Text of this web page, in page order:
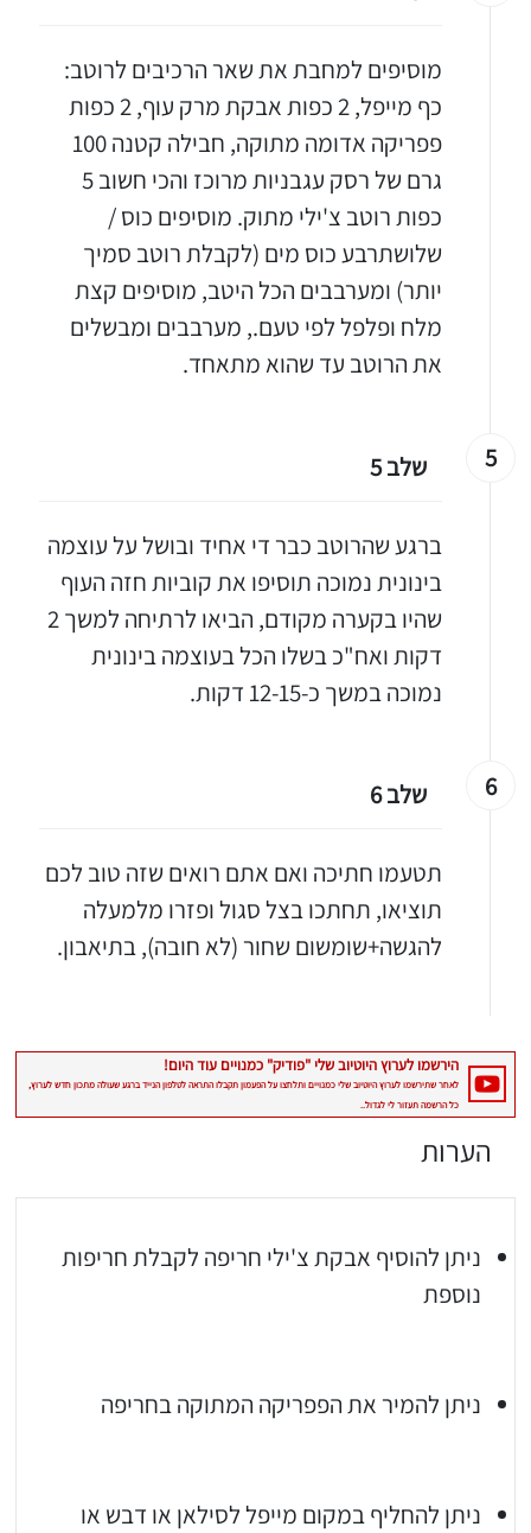
אותי באינסטגרם
הכנתם מתכון שלי? חפשו "Shahar_Hen_Hayokra" באינסטגרם עקבו אחריי עוד היום ותעלו את המתכון שהכנתם לסטורי ואני
מוסיפים למחבת את שאר הרכיבים לרוטב:
כף מייפל, 2 כפות אבקת מרק עוף, 2 כפות
פפריקה אדומה מתוקה, חבילה קטנה 100
גרם של רסק עגבניות מרוכז והכי חשוב 5
כפות רוטב צ'ילי מתוק. מוסיפים כוס /
שלושתרבע כוס מים (לקבלת רוטב סמיך
יותר) ומערבבים הכל היטב, מוסיפים קצת
מלח ופלפל לפי טעם., מערבבים ומבשלים
את הרוטב עד שהוא מתאחד.
5 שלב 5
ברגע שהרוטב כבר די אחיד ובושל על עוצמה
בינונית נמוכה תוסיפו את קוביות חזה העוף
שהיו בקערה מקודם, הביאו לרתיחה למשך 2
דקות ואח"כ בשלו הכל בעוצמה בינונית
נמוכה במשך כ-12-15 דקות.
6 שלב 6
תטעמו חתיכה ואם אתם רואים שזה טוב לכם
תוציאו, תחתכו בצל סגול ופזרו מלמעלה
להגשה+שומשום שחור (לא חובה), בתיאבון.
הערות
ניתן להוסיף אבקת צ'ילי חריפה לקבלת חריפות
נוספת
ניתן להמיר את הפפריקה המתוקה בחריפה
ניתן להחליף במקום מייפל לסילאן או דבש או